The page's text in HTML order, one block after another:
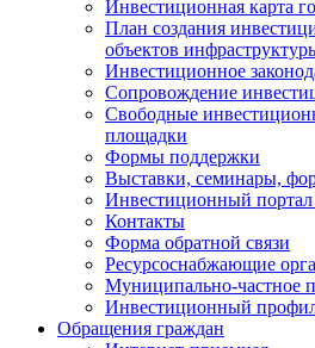
Инвестиционная карта
План создания
объектов
Инвестиционное
Сопровождение
Свободные
площадки
Формы поддержки
Выставки, семинары,
Инвестиционный портал
Контакты
Форма обратной связи
Ресурсоснабжающие
Муниципально-частное
Инвестиционный
Обращения граждан